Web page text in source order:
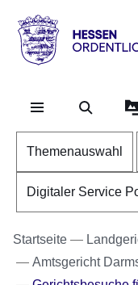
Hessen
Ordentliche
Gerichtsbarkeit
Themenauswahl
Digitaler Service
Startseite
Amtsgericht